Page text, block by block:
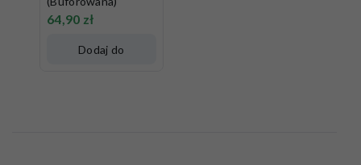
64,90 zł
Dodaj do